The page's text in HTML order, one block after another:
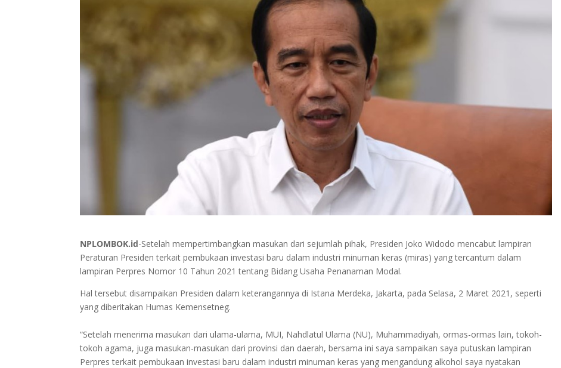
NPLOMBOK.id-Setelah mempertimbangkan masukan dari sejumlah pihak, Presiden Joko Widodo mencabut lampiran
Peraturan Presiden terkait pembukaan investasi baru dalam industri minuman keras (miras) yang tercantum dalam
lampiran Perpres Nomor 10 Tahun 2021 tentang Bidang Usaha Penanaman Modal.
Hal tersebut disampaikan Presiden dalam keterangannya di Istana Merdeka, Jakarta, pada Selasa, 2 Maret 2021, seperti
yang diberitakan Humas Kemensetneg.
“Setelah menerima masukan dari ulama-ulama, MUI, Nahdlatul Ulama (NU), Muhammadiyah, ormas-ormas lain, tokoh-
tokoh agama, juga masukan-masukan dari provinsi dan daerah, bersama ini saya sampaikan saya putuskan lampiran
Perpres terkait pembukaan investasi baru dalam industri minuman keras yang mengandung alkohol saya nyatakan